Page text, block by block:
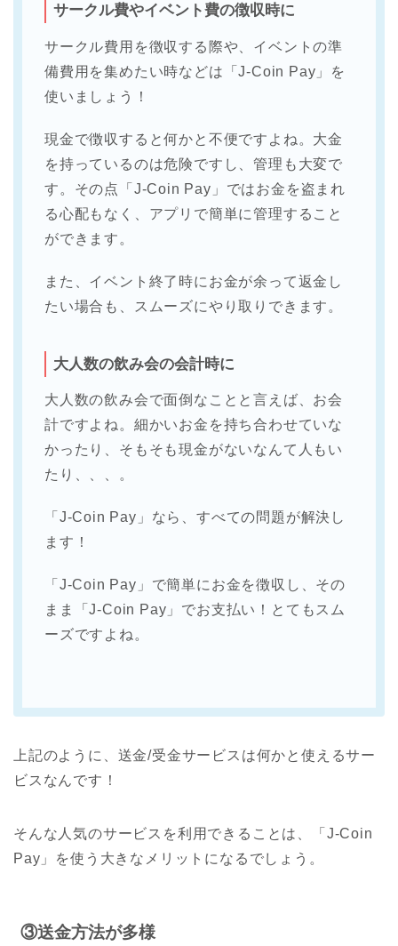
サークル費やイベント費の徴収時に
サークル費用を徴収する際や、イベントの準
備費用を集めたい時などは「J-Coin Pay」を
使いましょう！
現金で徴収すると何かと不便ですよね。大金
を持っているのは危険ですし、管理も大変で
す。その点「J-Coin Pay」ではお金を盗まれ
る心配もなく、アプリで簡単に管理すること
ができます。
また、イベント終了時にお金が余って返金し
たい場合も、スムーズにやり取りできます。
大人数の飲み会の会計時に
大人数の飲み会で面倒なことと言えば、お会
計ですよね。細かいお金を持ち合わせていな
かったり、そもそも現金がないなんて人もい
たり、、、。
「J-Coin Pay」なら、すべての問題が解決し
ます！
「J-Coin Pay」で簡単にお金を徴収し、その
まま「J-Coin Pay」でお支払い！とてもスム
ーズですよね。
上記のように、送金/受金サービスは何かと使えるサー
ビスなんです！
そんな人気のサービスを利用できることは、「J-Coin
Pay」を使う大きなメリットになるでしょう。
③送金方法が多様